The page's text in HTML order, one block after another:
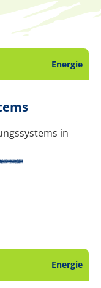
Energie
.
in
Energie